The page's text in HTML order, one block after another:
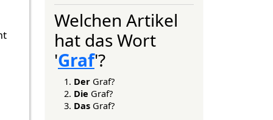
Welchen Artikel
hat das Wort
'Graf'?
Der Graf?
Die Graf?
Das Graf?